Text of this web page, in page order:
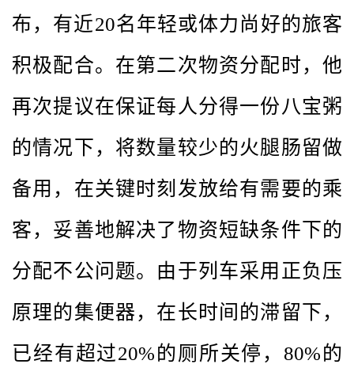
布，有近20名年轻或体力尚好的旅客
积极配合。在第二次物资分配时，他
再次提议在保证每人分得一份八宝粥
的情况下，将数量较少的火腿肠留做
备用，在关键时刻发放给有需要的乘
客，妥善地解决了物资短缺条件下的
分配不公问题。由于列车采用正负压
原理的集便器，在长时间的滞留下，
已经有超过20%的厕所关停，80%的